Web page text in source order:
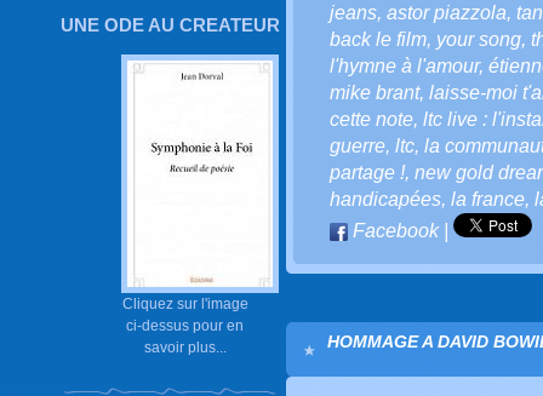
UNE ODE AU CREATEUR
Cliquez sur l'image
ci-dessus pour en
savoir plus...
jeans, astor piazzola,
back le film, your song,
l'hymne à l'amour,
mike brant, laisse-moi
cette note, ltc live :
guerre, ltc, la
partage !, new gold
handicapées, la france,
Facebook|
HOMMAGE A DAVID